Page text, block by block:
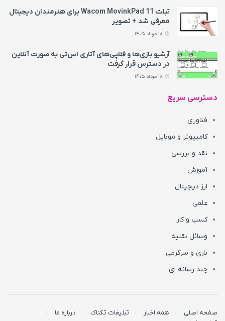
تبلت Wacom MovinkPad 11 برای هنرمندان دیجیتال
معرفی شد + تصویر
آرشیو بازی‌ها و فلاپی‌های آتاری اس‌تی به‌ صورت آنلاین
در دسترس قرار گرفت
دسترسی سریع
فناوری
کامپیوتر و موبایل
نقد و بررسی
آموزش
ارز دیجیتال
علمی
کسب و کار
وسائل نقلیه
بازی و سرگرمی
چند رسانه ای
صفحه اصلی همه اخبار تبلیغات تکناک
درباره ما